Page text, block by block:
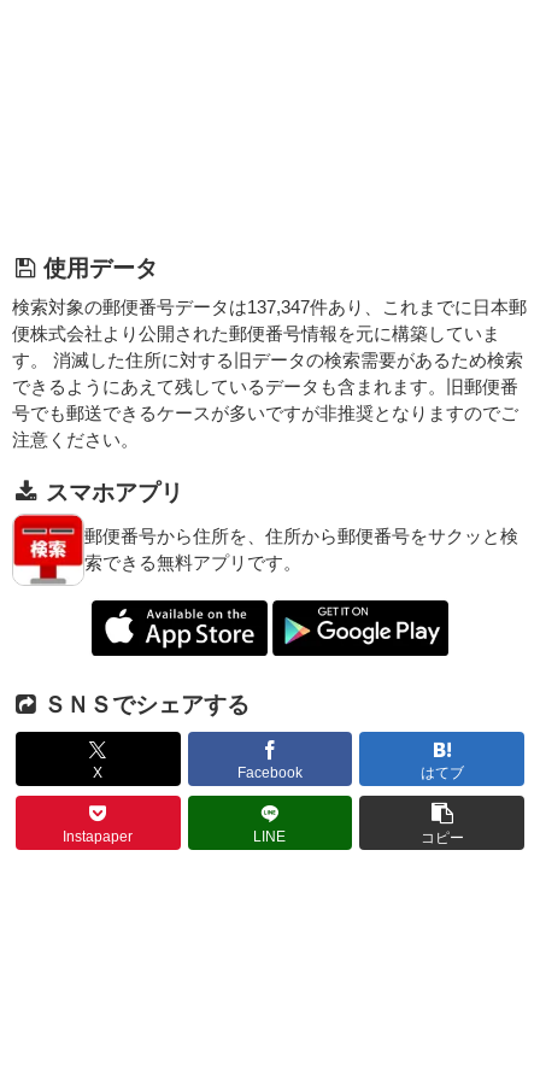
使用データ
検索対象の郵便番号データは137,347件あり、これまでに日本郵
便株式会社より公開された郵便番号情報を元に構築していま
す。 消滅した住所に対する旧データの検索需要があるため検索
できるようにあえて残しているデータも含まれます。旧郵便番
号でも郵送できるケースが多いですが非推奨となりますのでご
注意ください。
スマホアプリ
郵便番号から住所を、住所から郵便番号をサクッと検
索できる無料アプリです。
ＳＮＳでシェアする
X Facebook はてブ
Instapaper LINE コピー